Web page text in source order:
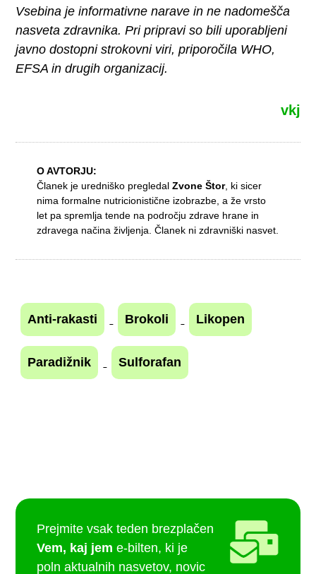
Vsebina je informativne narave in ne nadomešča
nasveta zdravnika. Pri pripravi so bili uporabljeni
javno dostopni strokovni viri, priporočila WHO,
EFSA in drugih organizacij.
vkj
O AVTORJU:
Članek je uredniško pregledalZvone Štor, ki sicer
nima formalne nutricionistične izobrazbe, a že vrsto
let pa spremlja tende na področju zdrave hrane in
zdravega načina življenja. Članek ni zdravniški nasvet.
Anti-rakasti Brokoli Likopen
Paradižnik Sulforafan
Prejmite vsak teden brezplačen
Vem, kaj jem e-bilten, ki je
poln aktualnih nasvetov, novic